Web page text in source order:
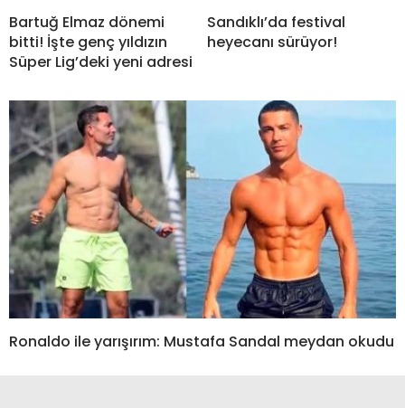
Bartuğ Elmaz dönemi
bitti! İşte genç yıldızın
Süper Lig’deki yeni adresi
Sandıklı’da festival
heyecanı sürüyor!
Ronaldo ile yarışırım: Mustafa Sandal meydan okudu